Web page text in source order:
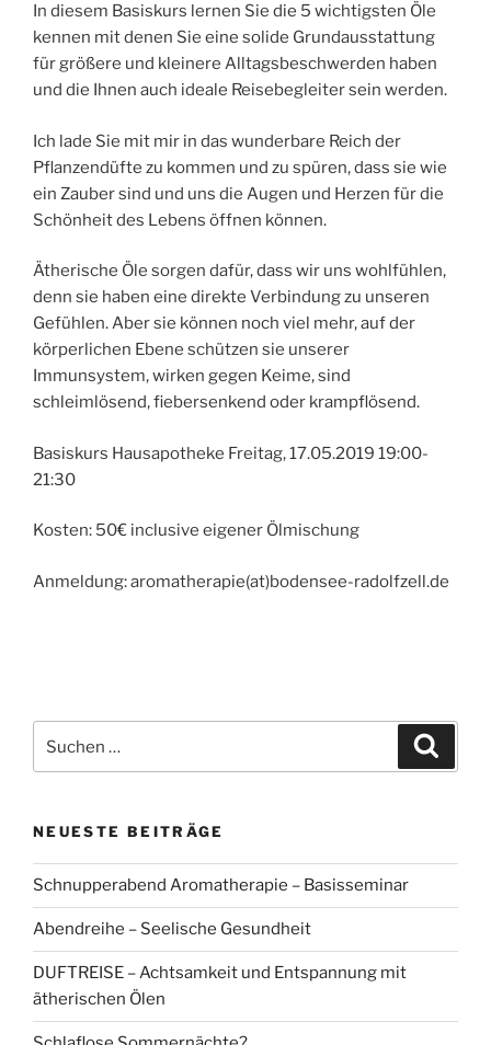
In diesem Basiskurs lernen Sie die 5 wichtigsten Öle
kennen mit denen Sie eine solide Grundausstattung
für größere und kleinere Alltagsbeschwerden haben
und die Ihnen auch ideale Reisebegleiter sein werden.
Ich lade Sie mit mir in das wunderbare Reich der
Pflanzendüfte zu kommen und zu spüren, dass sie wie
ein Zauber sind und uns die Augen und Herzen für die
Schönheit des Lebens öffnen können.
Ätherische Öle sorgen dafür, dass wir uns wohlfühlen,
denn sie haben eine direkte Verbindung zu unseren
Gefühlen. Aber sie können noch viel mehr, auf der
körperlichen Ebene schützen sie unserer
Immunsystem, wirken gegen Keime, sind
schleimlösend, fiebersenkend oder krampflösend.
Basiskurs Hausapotheke Freitag, 17.05.2019 19:00-
21:30
Kosten: 50€ inclusive eigener Ölmischung
Anmeldung: aromatherapie(at)bodensee-radolfzell.de
nach:
NEUESTE BEITRÄGE
Schnupperabend Aromatherapie – Basisseminar
Abendreihe – Seelische Gesundheit
DUFTREISE – Achtsamkeit und Entspannung mit
ätherischen Ölen